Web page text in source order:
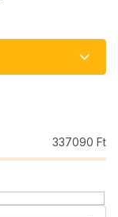
337090 Ft